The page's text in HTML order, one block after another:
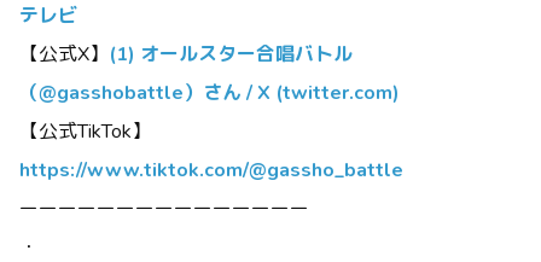
テレビ
【公式X】 (1) オールスター合唱バトル
（@gasshobattle）さん / X (twitter.com)
【公式TikTok】
https://www.tiktok.com/@gassho_battle
ーーーーーーーーーーーーーーー
・